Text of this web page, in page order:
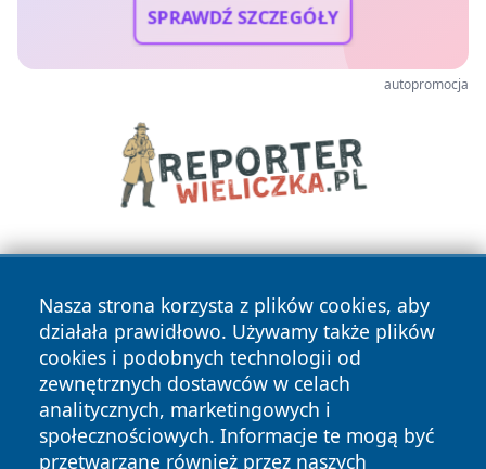
SPRAWDŹ SZCZEGÓŁY
autopromocja
Nasza strona korzysta z plików cookies, aby
działała prawidłowo. Używamy także plików
cookies i podobnych technologii od
zewnętrznych dostawców w celach
analitycznych, marketingowych i
społecznościowych. Informacje te mogą być
przetwarzane również przez naszych
Copyright © 2026 pulsbydgoszczy.pl Wszystkie prawa
zastrzeżone.